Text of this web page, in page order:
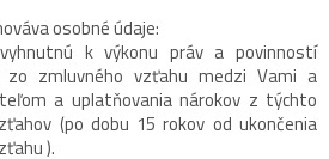
osobné údaje:
k výkonu práv a povinností
zo zmluvného vzťahu medzi Vami a
a uplatňovania nárokov z týchto
(po dobu 15 rokov od ukončenia
).